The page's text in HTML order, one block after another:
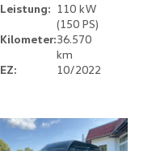
Leistung: 110 kW
(150 PS)
Kilometer:36.570
km
EZ:
10/2022